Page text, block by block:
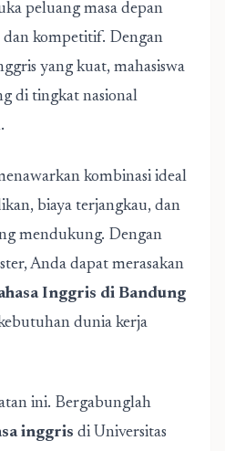
peluang masa depan
dan kompetitif. Dengan
yang kuat, mahasiswa
di tingkat nasional
kombinasi ideal
biaya terjangkau, dan
mendukung. Dengan
Anda dapat merasakan
Inggris di Bandung
dunia kerja
ini. Bergabunglah
inggris di Universitas